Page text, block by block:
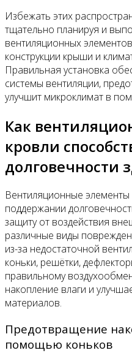
Избежать этих
тщательно планируя и
вентиляционных
конструкции крыши и
Правильная установка
системы вентиляции,
улучшит микроклимат в
Как
кровли
долговечности
Вентиляционные
поддержании
защиту от воздействия
различные виды
из-за недостаточной
коньки, решётки,
правильному
накопление влаги и
материалов.
Предотвращение
помощью коньков